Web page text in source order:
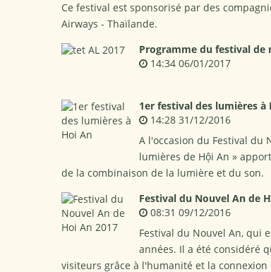
Ce festival est sponsorisé par des
Airways - Thaïlande.
Programme du festival de
14:34 06/01/2017
1er festival des lumières à
14:28 31/12/2016
A l'occasion du Festival du
lumières de Hội An »
de la combinaison de la lumière et du son.
Festival du Nouvel An de
08:31 09/12/2016
Festival du Nouvel An, qui
années. Il a été considéré
visiteurs grâce à l'humanité et la